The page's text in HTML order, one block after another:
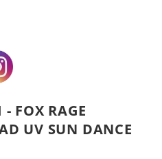
FOX RAGE
UV SUN DANCE